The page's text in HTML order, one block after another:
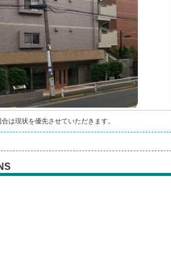
は現状を優先させていただきます。